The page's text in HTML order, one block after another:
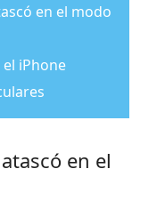
en el modo
iPhone
en el